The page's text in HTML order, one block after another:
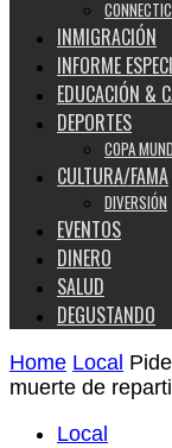
INMIGRACIÓN
INFORME
EDUCACIÓN &
DEPORTES
COPA
CULTURA/FAMA
DIVERSIÓN
EVENTOS
DINERO
SALUD
DEGUSTANDO
Home Local
muerte de
Local